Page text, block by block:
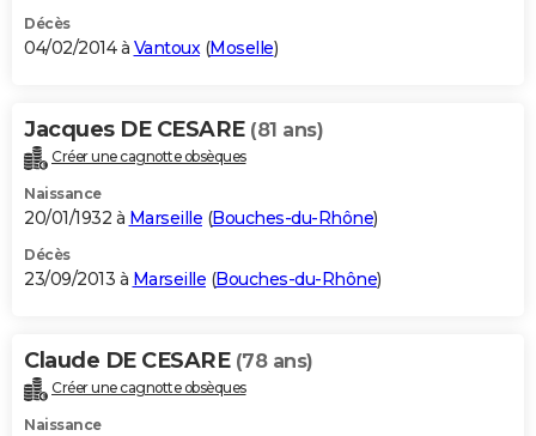
Décès
04/02/2014 à Vantoux(Moselle)
Jacques DE CESARE (81 ans)
Créer une cagnotte obsèques
Naissance
20/01/1932 à Marseille (Bouches-du-Rhône)
Décès
23/09/2013 à Marseille (Bouches-du-Rhône)
Claude DE CESARE (78 ans)
Créer une cagnotte obsèques
Naissance